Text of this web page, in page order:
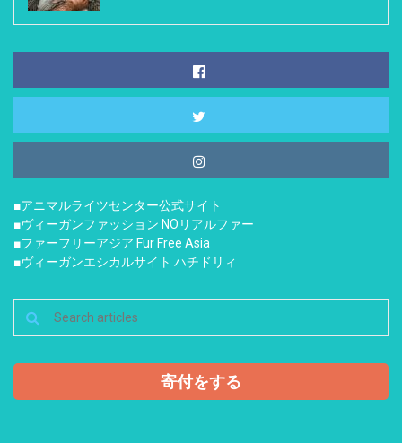
■アニマルライツセンター公式サイト
■ヴィーガンファッション NOリアルファー
■ファーフリーアジア Fur Free Asia
■ヴィーガンエシカルサイト ハチドリィ
寄付をする